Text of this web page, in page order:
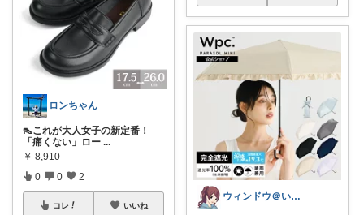
ロンちゃん
👠これが大人女子の新定番！
「痛くない」ロー ...
￥ 8,910
0 0 2
コレ いいね
ウィンドウ＠いつもありがとうございます♪